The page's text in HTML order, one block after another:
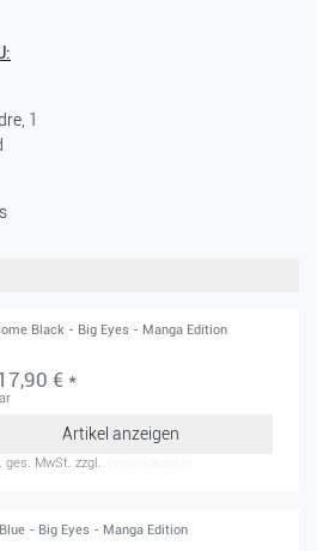
1
Black - Big Eyes - Manga Edition
€ *
Artikel anzeigen
ges. MwSt. zzgl.
- Big Eyes - Manga Edition